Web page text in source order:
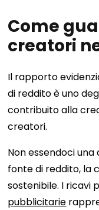
Come
creatori
Il rapporto
di reddito è uno
contribuito alla
creatori.
Non essendoci
fonte di reddito, la
sostenibile. I ricavi
pubblicitarie